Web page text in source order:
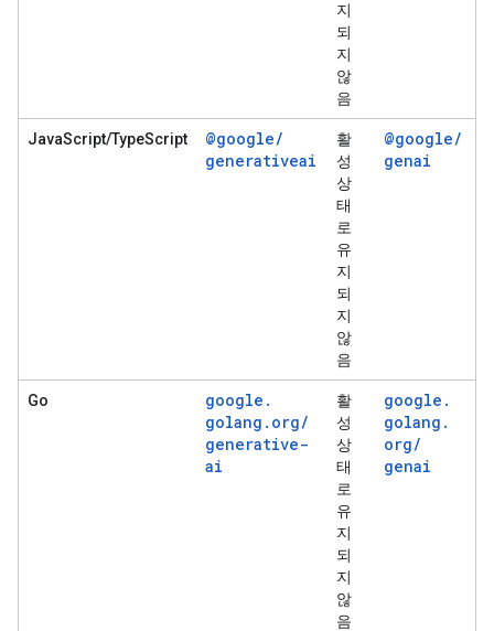
지
되
지
않
음
JavaScript/TypeScript @google/
generativeai
활
성
상
태
로
유
지
되
지
않
음
@google/
genai
Go google .
golang . org/
generative-
ai
활
성
상
태
로
유
지
되
지
않
음
google .
golang .
org/
genai